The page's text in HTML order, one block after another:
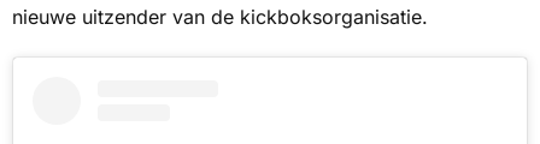
nieuwe uitzender van de kickboksorganisatie.